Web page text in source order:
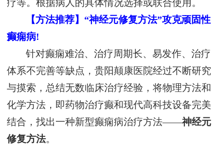
疗等。根据病人的具体情况选择或联合使用。
【方法推荐】“神经元修复方法”攻克顽固性
癫痫病!
针对癫痫难治、治疗周期长、易发作、治疗
体系不完善等缺点，贵阳颠康医院经过不断研究
与摸索，总结无数临床治疗经验，将物理方法和
化学方法，即药物治疗癫和现代高科技设备完美
结合，找出一种新型癫痫病治疗方法——神经元
修复方法。